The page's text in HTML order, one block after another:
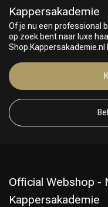
Kappersakademie
Of je nu een professional
op zoek bent naar luxe
Official Webshop -
Kappersakademie